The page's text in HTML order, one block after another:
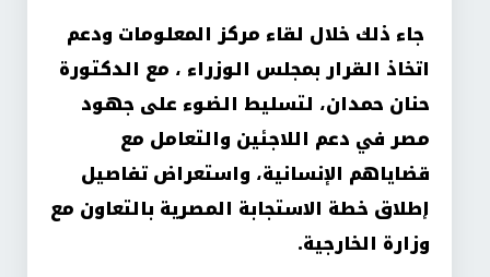
جاء ذلك خلال لقاء مركز المعلومات ودعم
اتخاذ القرار بمجلس الوزراء ، مع الدكتورة
حنان حمدان، لتسليط الضوء على جهود
مصر في دعم اللاجئين والتعامل مع
قضاياهم الإنسانية، واستعراض تفاصيل
إطلاق خطة الاستجابة المصرية بالتعاون مع
وزارة الخارجية.